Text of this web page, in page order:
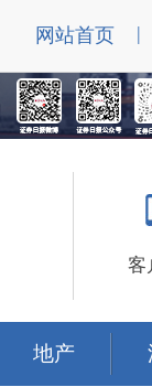
网站首页 |
客
地产